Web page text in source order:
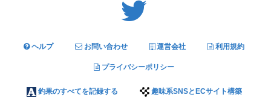
ヘルプ お問い合わせ 運営会社 利用規約
プライバシーポリシー
釣果のすべてを記録する 趣味系SNSとECサイト構築